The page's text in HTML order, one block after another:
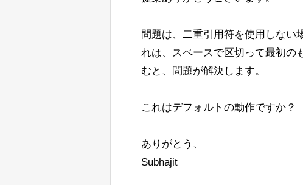
問題は、二重引用符を使用しない
れは、スペースで区切って最初の
むと、問題が解決します。
これはデフォルトの動作ですか？
ありがとう、
Subhajit